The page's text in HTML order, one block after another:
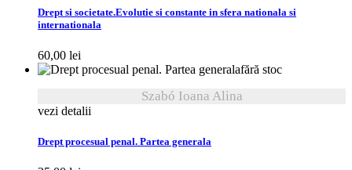
Drept si societate.Evolutie si constante in sfera nationala si
internationala
60,00 lei
fără stoc
Szabó Ioana Alina
vezi detalii
Drept procesual penal. Partea generala